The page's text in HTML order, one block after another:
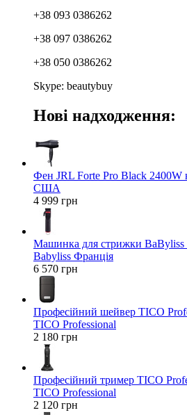
+38 093 0386262
+38 097 0386262
+38 050 0386262
Skype: beautybuy
Нові надходження:
Фен JRL Forte Pro Black 2400W
США
4 999 грн
Машинка для стрижки
Babyliss Франція
6 570 грн
Професійний шейвер TICO
TICO Professional
2 180 грн
Професійний тример TICO
TICO Professional
2 120 грн